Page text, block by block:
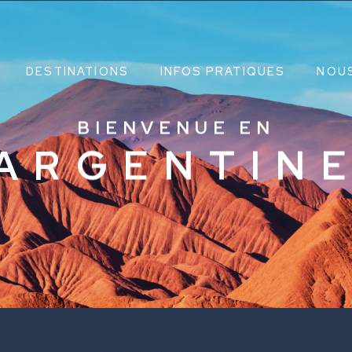
DESTINATIONS INFOS PRATIQUES
BIENVENUE EN